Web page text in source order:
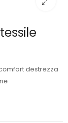
destrezza